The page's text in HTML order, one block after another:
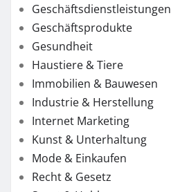
Geschäftsdienstleistungen
Geschäftsprodukte
Gesundheit
Haustiere & Tiere
Immobilien & Bauwesen
Industrie & Herstellung
Internet Marketing
Kunst & Unterhaltung
Mode & Einkaufen
Recht & Gesetz